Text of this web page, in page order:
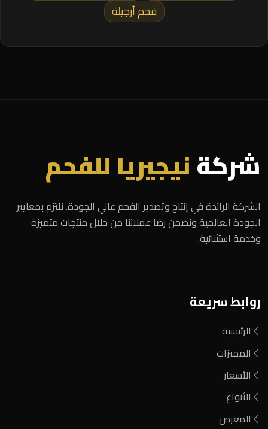
فحم أرجيلة
شركةنيجيريا للفحم
الشركة الرائدة في إنتاج وتصدير الفحم عالي الجودة. نلتزم بمعايير
الجودة العالمية ونضمن رضا عملائنا من خلال منتجات متميزة
وخدمة استثنائية.
روابط سريعة
الرئيسية
المميزات
الأسعار
الأنواع
المعرض